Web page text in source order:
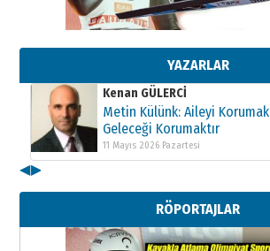
YAZARLAR
Kenan GÜLERCİ
Metin Külünk: Aileyi Korumak
Geleceği Korumaktır
11 Mayıs 2026 Pazartesi
Kenan GÜLERCİ
Metin Külünk: Aileyi Korumak
Geleceği Korumaktır
11 Mayıs 2026 Pazartesi
Metin Külünk: Aileyi Korumak
Geleceği Korumaktır
11 Mayıs 2026 Pazartesi
◀▶
RÖPORTAJLAR